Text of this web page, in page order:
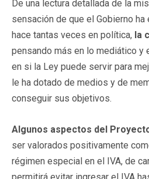
De una lectura detallada de la
sensación de que el Gobierno
hace tantas veces en política, la
pensando más en lo mediático y
en si la Ley puede servir para
le ha dotado de medios y de
conseguir sus objetivos.
Algunos aspectos del
ser valorados positivamente
régimen especial en el IVA, de